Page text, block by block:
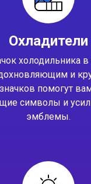
Охладители
холодильника
и
помогут
символы и
эмблемы.